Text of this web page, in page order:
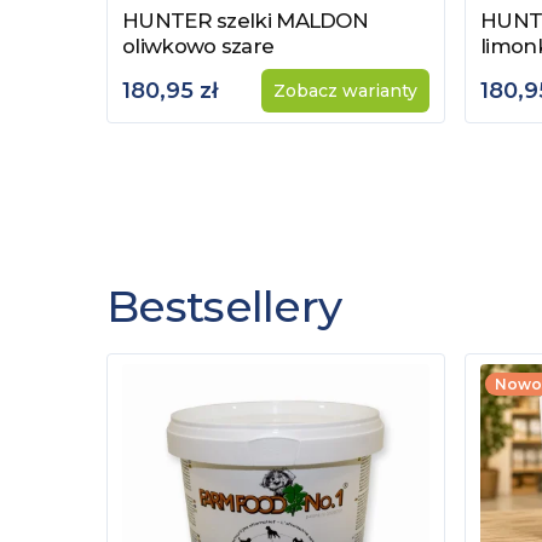
Zobacz produkt
HUNTER szelki MALDON
oliwkowo szare
180,95 zł Zobacz warianty
Bestsellery